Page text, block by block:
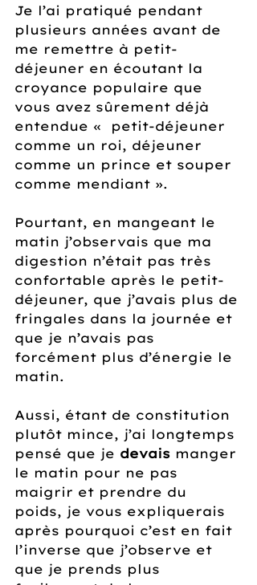
Je l’ai pratiqué pendant
plusieurs années avant de
me remettre à petit-
déjeuner en écoutant la
croyance populaire que
vous avez sûrement déjà
entendue «  petit-déjeuner
comme un roi, déjeuner
comme un prince et souper
comme mendiant ».
Pourtant, en mangeant le
matin j’observais que ma
digestion n’était pas très
confortable après le petit-
déjeuner, que j’avais plus de
fringales dans la journée et
que je n’avais pas
forcément plus d’énergie le
matin.
Aussi, étant de constitution
plutôt mince, j’ai longtemps
pensé que je devais manger
le matin pour ne pas
maigrir et prendre du
poids, je vous expliquerais
après pourquoi c’est en fait
l’inverse que j’observe et
que je prends plus